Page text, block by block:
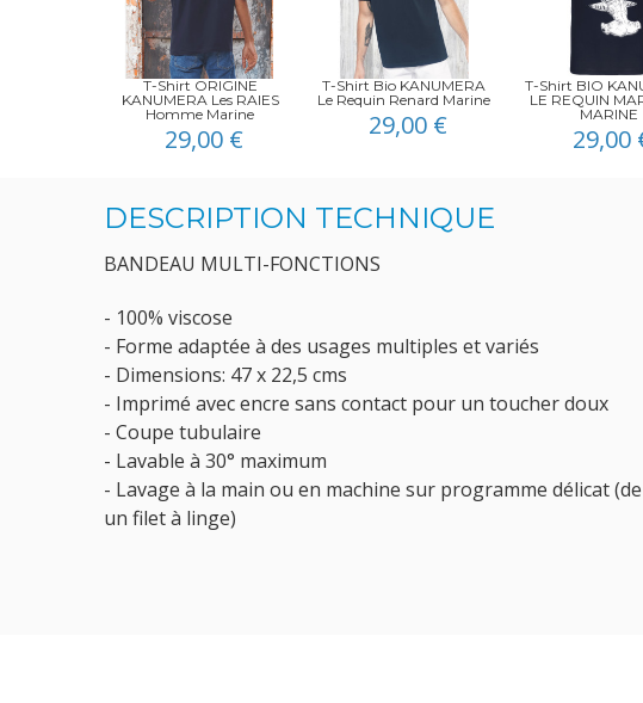
T-Shirt ORIGINE
KANUMERA Les RAIES
Homme Marine
29,00 €
T-Shirt Bio KANUMERA
Le Requin Renard Marine
29,00 €
T-Shirt BIO
LE REQUIN
MARINE
29,00
DESCRIPTION TECHNIQUE
BANDEAU MULTI-FONCTIONS
- 100% viscose
- Forme adaptée à des usages multiples et variés
- Dimensions: 47 x 22,5 cms
- Imprimé avec encre sans contact pour un toucher doux
- Coupe tubulaire
- Lavable à 30° maximum
- Lavage à la main ou en machine sur programme délicat
un filet à linge)